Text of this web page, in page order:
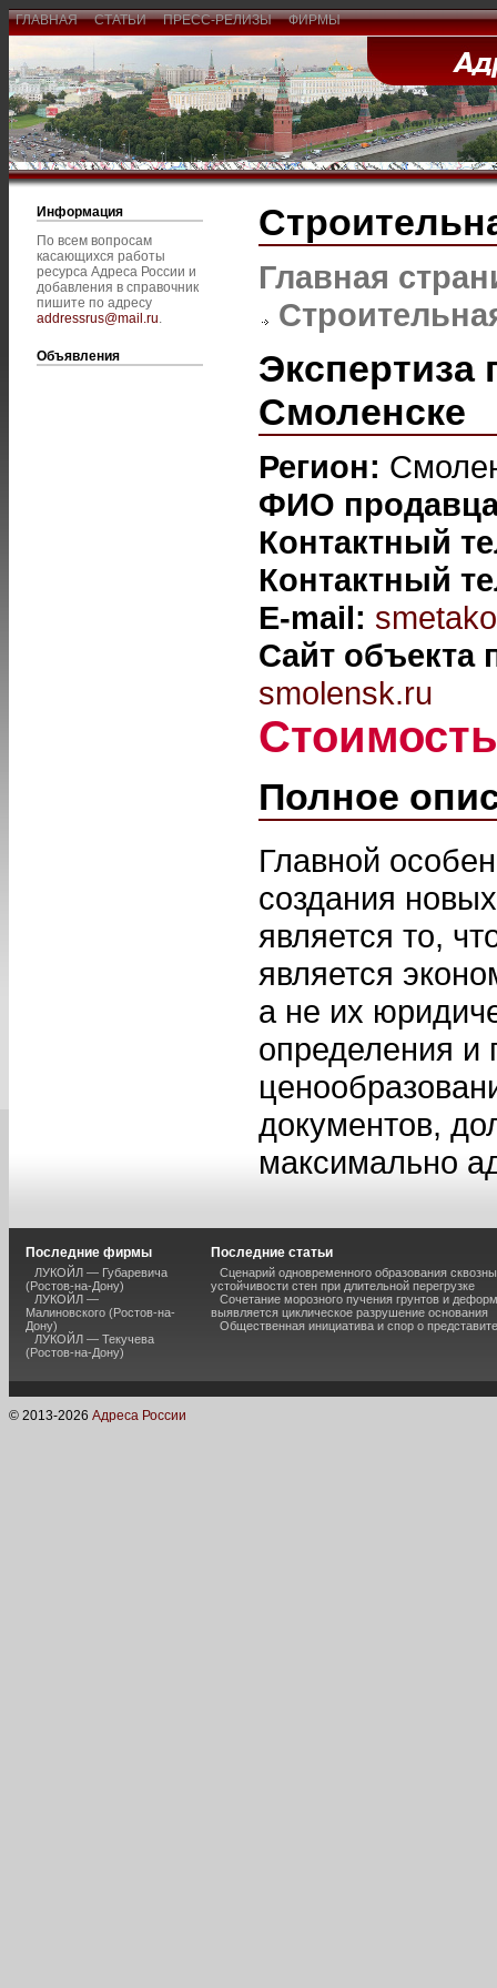
ГЛАВНАЯ СТАТЬИ ПРЕСС-РЕЛИЗЫ ФИРМЫ
Информация
По всем вопросам
касающихся работы
ресурса Адреса России и
добавления в справочник
пишите по адресу
addressrus@mail.ru.
Объявления
Главная
Экспертиза
Смоленске
Регион:
ФИО
Контактный
Контактный
E-mail:
Сайт объекта
smolensk.ru
Полное
Главной
создания
является то,
является
а не их
определения и
документов,
максимально
Последние фирмы
ЛУКОЙЛ — Губаревича
(Ростов-на-Дону)
ЛУКОЙЛ —
Малиновского (Ростов-на-
Дону)
ЛУКОЙЛ — Текучева
(Ростов-на-Дону)
Последние статьи
Сценарий одновременного образования
устойчивости стен при длительной перегрузке
Сочетание морозного пучения грунтов и
выявляется циклическое разрушение основания
Общественная инициатива и спор о
© 2013-2026 Адреса России